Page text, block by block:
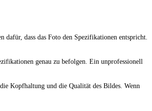
dafür, dass das Foto den Spezifikationen entspricht.
genau zu befolgen. Ein unprofessionell
Kopfhaltung und die Qualität des Bildes. Wenn